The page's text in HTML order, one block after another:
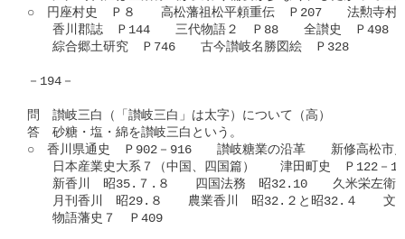
○　円座村史　Ｐ８　　高松藩祖松平頼重伝　Ｐ207　　法勲寺村
香川郡誌　Ｐ144　　三代物語２　Ｐ88　　全讃史　Ｐ498
綜合郷土研究　Ｐ746　　古今讃岐名勝図絵　Ｐ328
－194－
問　讃岐三白（「讃岐三白」は太字）について（高）
答　砂糖・塩・綿を讃岐三白という。
○　香川県通史　Ｐ902－916　　讃岐糖業の沿革　　新修高松市
日本産業史大系７（中国、四国篇）　　津田町史　Ｐ122－
新香川　昭35.７.８　　四国法務　昭32.10　　久米栄左衛
月刊香川　昭29.８　　農業香川　昭32.２と昭32.４　　文
物語藩史７　Ｐ409